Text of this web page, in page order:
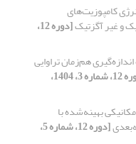
کامپوزیت‌های
و غیر آگزتیک [دوره 12،
هم‌زمان تراوایی
[دوره 12، شماره 3، 1404،
بهینه‌شده با
[دوره 12، شماره 5،